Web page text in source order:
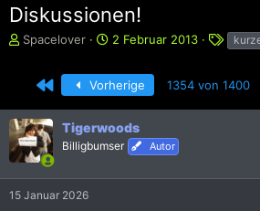
Diskussionen!
E
l
l
e
Spacelover
E
s
t
l
t
2 Februar 2013
S
l
Erste Vorherige 1354 von 1400
Tigerwoods
Billigbumser Autor
15 Januar 2026